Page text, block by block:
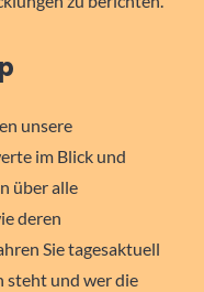
unsere
im Blick und
über alle
deren
Sie tagesaktuell
steht und wer die